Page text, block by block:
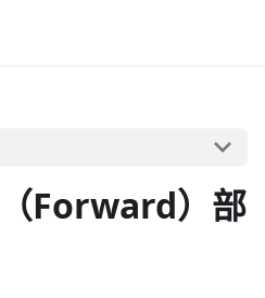
Forward）部